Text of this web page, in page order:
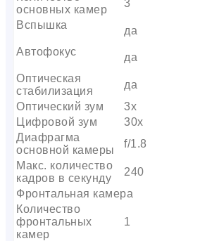
основных камер
3
Вспышка
да
Автофокус
да
Оптическая
стабилизация
да
Оптический зум
3х
Цифровой зум
30x
Диафрагма
основной камеры
f/1.8
Макс. количество
кадров в секунду
240
Фронтальная камера
Количество
фронтальных
камер
1